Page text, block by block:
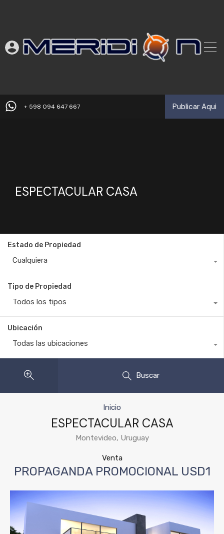
+ 598 094 647 667 Publicar Aqui
ESPECTACULAR CASA
Estado de Propiedad
Cualquiera
Tipo de Propiedad
Todos los tipos
Ubicación
Todas las ubicaciones
Buscar
Inicio
ESPECTACULAR CASA
Montevideo, Uruguay
Venta
PROPAGANDA PROMOCIONAL USD1